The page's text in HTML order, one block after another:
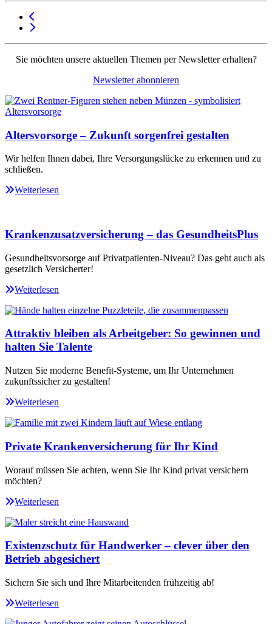
Sie möchten unsere aktuellen Themen per Newsletter erhalten?
Newsletter abonnieren
Altersvorsorge – Zukunft sorgenfrei gestalten
Wir helfen Ihnen dabei, Ihre Versorgungslücke zu erkennen und zu
schließen.
Weiterlesen
Krankenzusatzversicherung – das GesundheitsPlus
Gesundheitsvorsorge auf Privatpatienten-Niveau? Das geht auch als
gesetzlich Versicherter!
Weiterlesen
Attraktiv bleiben als Arbeitgeber: So gewinnen und
halten Sie Talente
Nutzen Sie moderne Benefit-Systeme, um Ihr Unternehmen
zukunftssicher zu gestalten!
Weiterlesen
Private Krankenversicherung für Ihr Kind
Worauf müssen Sie achten, wenn Sie Ihr Kind privat versichern
möchten?
Weiterlesen
Existenzschutz für Handwerker – clever über den
Betrieb abgesichert
Sichern Sie sich und Ihre Mitarbeitenden frühzeitig ab!
Weiterlesen